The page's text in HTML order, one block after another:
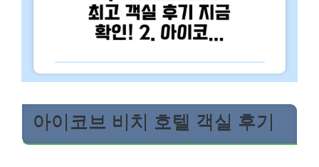
아이코브 비치 호텔 객실 후기